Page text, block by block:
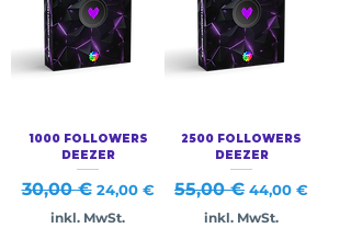
1000 FOLLOWERS
DEEZER
Standardpreis
30,00 € Sale-Preis
24,00 €
inkl. MwSt.
2500 FOLLOWERS
DEEZER
Standardpreis
55,00 € Sale-Preis
44,00 €
inkl. MwSt.